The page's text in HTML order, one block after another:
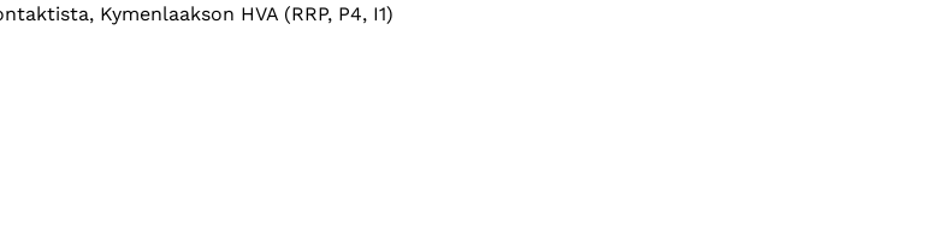
Kymenlaakson HVA (RRP, P4, I1)